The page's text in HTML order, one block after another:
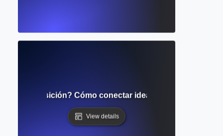
de transición? Cómo conectar ideas y mejorar el flujo
View details